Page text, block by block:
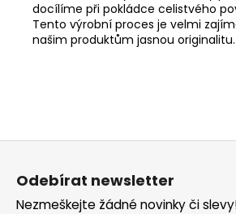
docílíme při pokládce celistvého
Tento výrobní proces je velmi
našim produktům jasnou originalitu.
Z
Odebírat newsletter
Nezmeškejte žádné novinky či